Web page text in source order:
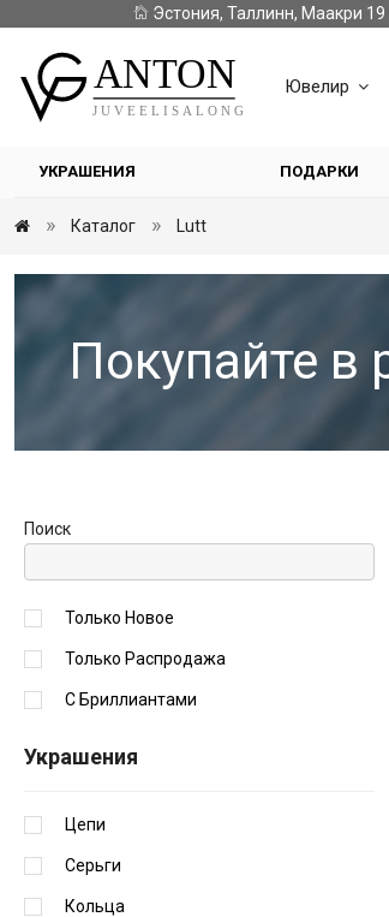
Эстония, Таллинн, Маакри 19
Ювелир
УКРАШЕНИЯ ПОДАРКИ
Каталог Lutt
Покупайте в
Поиск
Только Новое
Только Распродажа
С Бриллиантами
Украшения
Цепи
Серьги
Кольца